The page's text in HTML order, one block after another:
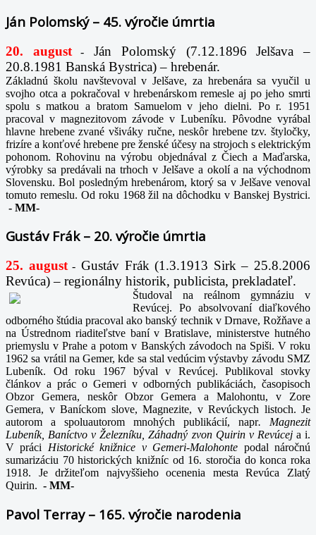
Ján Polomský – 45. výročie úmrtia
20. august-
Ján Polomský (7.12.1896 Jelšava –
20.8.1981 Banská Bystrica) – hrebenár.
Základnú školu navštevoval v Jelšave, za hrebenára sa vyučil u
svojho otca a pokračoval v hrebenárskom remesle aj po jeho smrti
spolu s matkou a bratom Samuelom v jeho dielni. Po r. 1951
pracoval v magnezitovom závode v Lubeníku. Pôvodne vyrábal
hlavne hrebene zvané všiváky ručne, neskôr hrebene tzv. štyločky,
frizíre a konťové hrebene pre ženské účesy na strojoch s elektrickým
pohonom. Rohovinu na výrobu objednával z Čiech a Maďarska,
výrobky sa predávali na trhoch v Jelšave a okolí a na východnom
Slovensku. Bol posledným hrebenárom, ktorý sa v Jelšave venoval
tomuto remeslu. Od roku 1968 žil na dôchodku v Banskej Bystrici.
- MM-
Gustáv Frák – 20. výročie úmrtia
25. august- Gustáv Frák (1.3.1913 Sirk – 25.8.2006
Revúca) – regionálny historik, publicista, prekladateľ.
Študoval na reálnom gymnáziu v
Revúcej. Po absolvovaní diaľkového
odborného štúdia pracoval ako banský technik v Drnave, Rožňave a
na Ústrednom riaditeľstve baní v Bratislave, ministerstve hutného
priemyslu v Prahe a potom v Banských závodoch na Spiši. V roku
1962 sa vrátil na Gemer, kde sa stal vedúcim výstavby závodu SMZ
Lubeník. Od roku 1967 býval v Revúcej. Publikoval stovky
článkov a prác o Gemeri v odborných publikáciách, časopisoch
Obzor Gemera, neskôr Obzor Gemera a Malohontu, v Zore
Gemera, v Baníckom slove, Magnezite, v Revúckych listoch. Je
autorom a spoluautorom mnohých publikácií, napr. Magnezit
Lubeník, Baníctvo v Železníku, Záhadný zvon Quirin v Revúcej a i.
V práci Historické knižnice v Gemeri-Malohonte podal náročnú
sumarizáciu 70 historických knižníc od 16. storočia do konca roka
1918. Je držiteľom najvyššieho ocenenia mesta Revúca Zlatý
Quirin. - MM-
Pavol Terray – 165. výročie narodenia